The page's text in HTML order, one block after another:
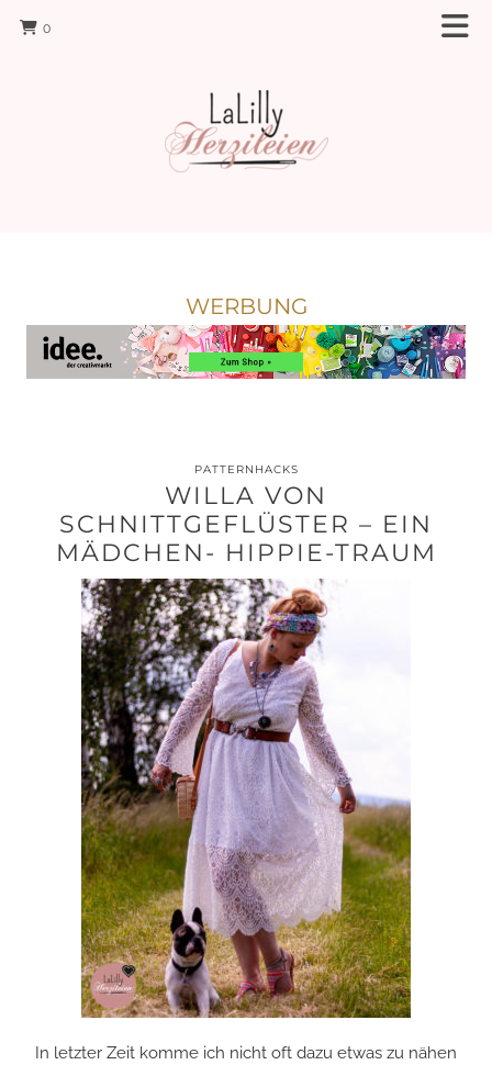
0
WERBUNG
PATTERNHACKS
WILLA VON
SCHNITTGEFLÜSTER – EIN
MÄDCHEN- HIPPIE-TRAUM
In letzter Zeit komme ich nicht oft dazu etwas zu nähen